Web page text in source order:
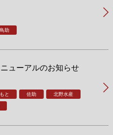
助
ューアルのお知らせ
と 佐助 北野水産